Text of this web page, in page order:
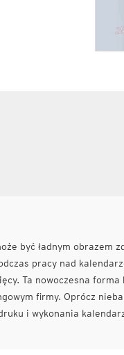
być ładnym obrazem
pracy nad
Ta nowoczesna
firmy. Oprócz
i wykonania